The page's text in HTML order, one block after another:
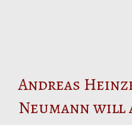
Andreas
Neumann will